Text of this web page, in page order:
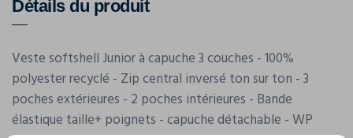
Détails du produit
Veste softshell Junior à capuche 3 couches - 100%
polyester recyclé - Zip central inversé ton sur ton - 3
poches extérieures - 2 poches intérieures - Bande
élastique taille+ poignets - capuche détachable - WP